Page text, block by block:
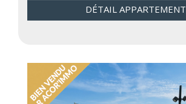
DÉTAIL APPARTEMENT